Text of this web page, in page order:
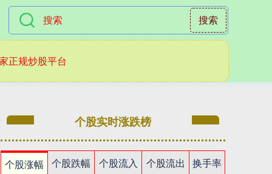
搜索
正规炒股平台
个股实时涨跌榜
个股涨幅 个股跌幅 个股流入 个股流出
换手率